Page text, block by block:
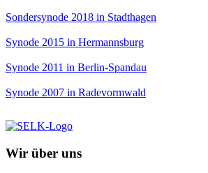
Sondersynode 2018 in Stadthagen
Synode 2015 in Hermannsburg
Synode 2011 in Berlin-Spandau
Synode 2007 in Radevormwald
Wir über uns